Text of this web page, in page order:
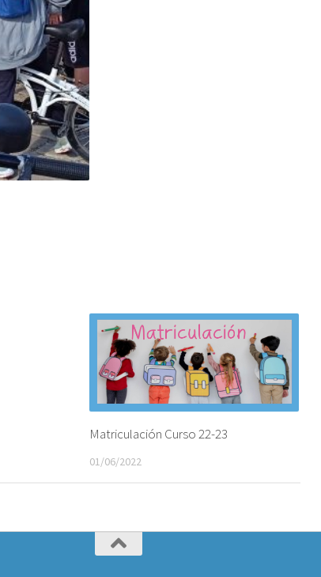
Matriculación Curso 22-23
01/06/2022